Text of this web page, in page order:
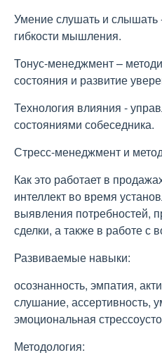
Умение слушать и слышать
гибкости мышления.
Тонус-менеджмент –
состояния и развитие
Технология влияния -
состояниями собеседника.
Стресс-менеджмент и
Как это работает в
интеллект во время
выявления потребностей,
сделки, а также в работе с
Развиваемые навыки:
осознанность, эмпатия,
слушание, ассертивность,
эмоциональная
Методология: